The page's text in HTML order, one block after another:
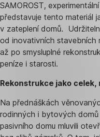
SAMOROST,
představuje tento materiál
v zateplení domů.
od inovativních stavebních
až po smysluplné
peníze i starosti.
Rekonstrukce jako celek,
Na přednáškách
rodinných i bytových
pasivního domu mluvili